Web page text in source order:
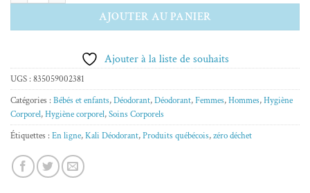
AJOUTER AU PANIER
Ajouter à la liste de souhaits
UGS : 835059002381
Catégories : Bébés et enfants,Déodorant,Déodorant,Femmes,Hommes,Hygiène
Corporel,Hygiène corporel,Soins Corporels
Étiquettes : En ligne,Kali Déodorant,Produits québécois,zéro déchet